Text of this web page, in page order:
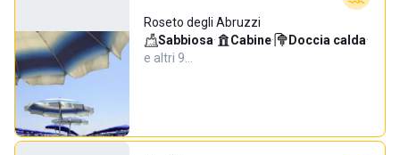
Roseto degli Abruzzi
Sabbiosa· Cabine· Doccia calda·
e altri 9…